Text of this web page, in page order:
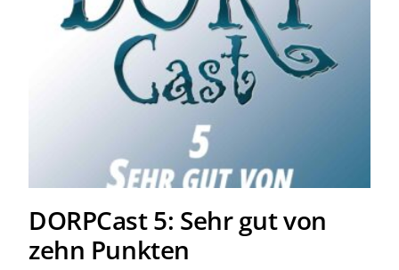
DORPCast 5: Sehr gut von
zehn Punkten
DORPCast 5: Sehr gut von
zehn Punkten